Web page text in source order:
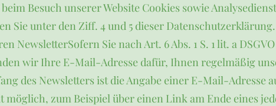
Besuch unserer Website Cookies sowie
Sie unter den Ziff. 4 und 5 dieser Datenschutzerklärung.
NewsletterSofern Sie nach Art. 6 Abs. 1 S. 1 lit. a
wir Ihre E-Mail-Adresse dafür, Ihnen regelmäßig
des Newsletters ist die Angabe einer E-Mail-Adresse
möglich, zum Beispiel über einen Link am Ende eines